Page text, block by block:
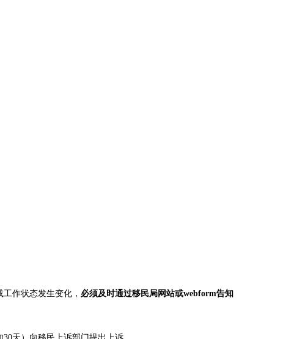
作状态发生变化， 必须及时通过移民局网站或webform告知